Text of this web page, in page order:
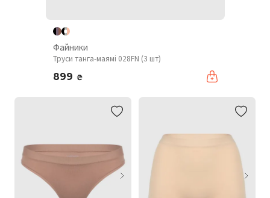
Файники
Труси танга-маямі 028FN (3 шт)
899 ₴